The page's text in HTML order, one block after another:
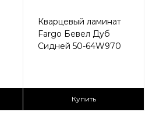
Кварцевый ламинат
Fargo Бевел Дуб
Сидней 50-64W970
2
Купить